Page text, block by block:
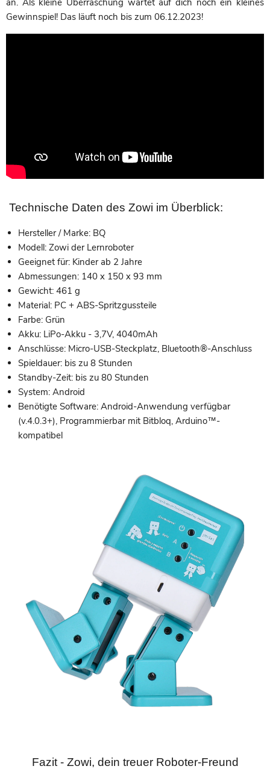
Gewinnspiel! Das läuft noch bis zum 06.12.2023!
Technische Daten des Zowi im Überblick:
Hersteller / Marke: BQ
Modell: Zowi der Lernroboter
Geeignet für: Kinder ab 2 Jahre
Abmessungen: 140 x 150 x 93 mm
Gewicht: 461 g
Material: PC + ABS-Spritzgussteile
Farbe: Grün
Akku: LiPo-Akku - 3,7V, 4040mAh
Anschlüsse: Micro-USB-Steckplatz, Bluetooth®-Anschluss
Spieldauer: bis zu 8 Stunden
Standby-Zeit: bis zu 80 Stunden
System: Android
Benötigte Software: Android-Anwendung verfügbar
(v.4.0.3+), Programmierbar mit Bitbloq, Arduino™-
kompatibel
Fazit - Zowi, dein treuer Roboter-Freund